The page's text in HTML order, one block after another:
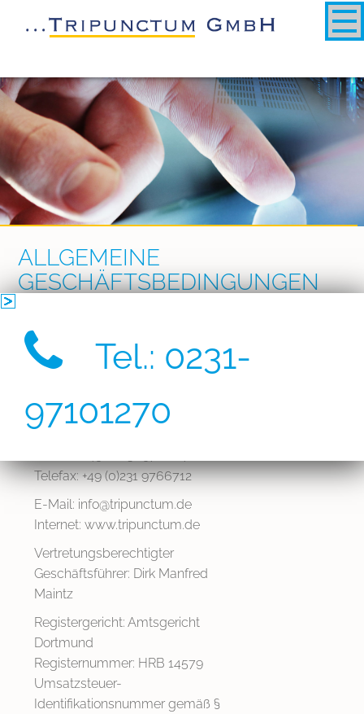
ALLGEMEINE
GESCHÄFTSBEDINGUNGEN
für Webhosting, Colocation,
Serverhousing der Firma
In den Stämmen 28a
44265 Dortmund
Telefax: +49 (0)231 9766712
E-Mail: info@tripunctum.de
Internet: www.tripunctum.de
Vertretungsberechtigter
Geschäftsführer: Dirk Manfred
Maintz
Registergericht: Amtsgericht
Dortmund
Registernummer: HRB 14579
Umsatzsteuer-
Identifikationsnummer gemäß §
Tel.: 0231-
97101270